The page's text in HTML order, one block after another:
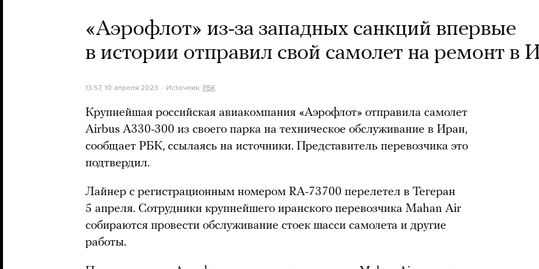
«Аэрофлот» из-за западных санкций впервые
в истории отправил свой самолет на ремонт в
13:57, 10 апреля 2023 Источник: РБК
Крупнейшая российская авиакомпания «Аэрофлот» отправила самолет
Airbus A330-300 из своего парка на техническое обслуживание в Иран,
сообщает РБК, ссылаясь на источники. Представитель перевозчика это
подтвердил.
Лайнер с регистрационным номером RA-73700 перелетел в Тегеран
5 апреля. Сотрудники крупнейшего иранского перевозчика Mahan Air
собираются провести обслуживание стоек шасси самолета и другие
работы.